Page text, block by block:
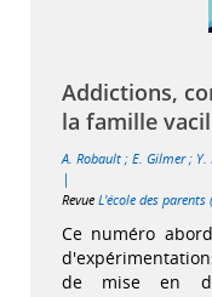
Addictions,
la famille
A. Robault ; E. Gilmer; Y.
|
Revue L'école des parents
Ce numéro
de mise en